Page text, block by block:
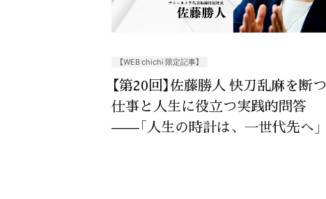
【WEB chichi 限定記事】
【第20回】佐藤勝人 快刀乱麻を断つ
仕事と人生に役立つ実践的問答
——「人生の時計は、一世代先へ」